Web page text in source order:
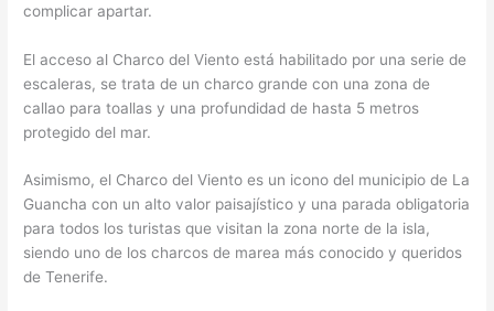
complicar apartar.
El acceso al Charco del Viento está habilitado por una serie de
escaleras, se trata de un charco grande con una zona de
callao para toallas y una profundidad de hasta 5 metros
protegido del mar.
Asimismo, el Charco del Viento es un icono del municipio de La
Guancha con un alto valor paisajístico y una parada obligatoria
para todos los turistas que visitan la zona norte de la isla,
siendo uno de los charcos de marea más conocido y queridos
de Tenerife.